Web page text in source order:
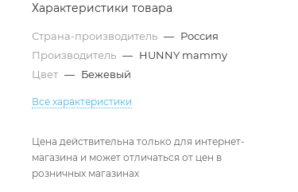
Характеристики товара
Страна-производитель — Россия
Производитель — HUNNY mammy
Цвет — Бежевый
Все характеристики
Цена действительна только для интернет-
магазина и может отличаться от цен в
розничных магазинах